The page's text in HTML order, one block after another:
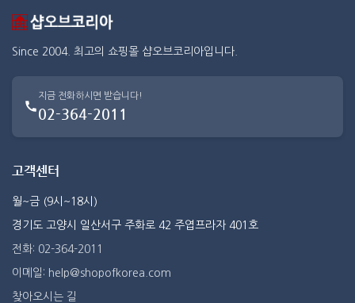
Since 2004. 최고의 쇼핑몰 샵오브코리아입니다.
지금 전화하시면 받습니다!
02-364-2011
고객센터
월~금 (9시~18시)
경기도 고양시 일산서구 주화로 42 주엽프라자 401호
전화: 02-364-2011
이메일: help@shopofkorea.com
찾아오시는 길